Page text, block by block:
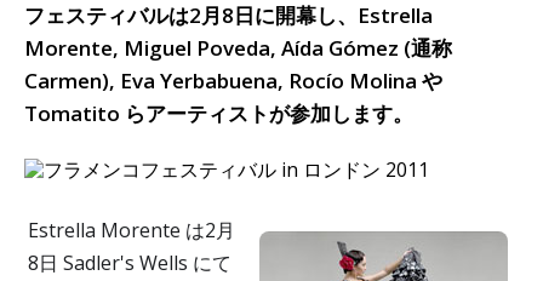
フェスティバルは2月8日に開幕し、Estrella
Morente, Miguel Poveda, Aída Gómez (通称
Carmen), Eva Yerbabuena, Rocío Molina や
Tomatito らアーティストが参加します。
Estrella Morente は2月
8日 Sadler's Wells にて